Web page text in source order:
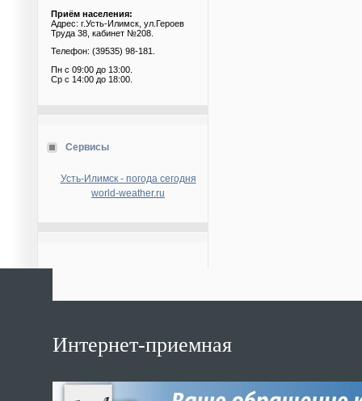
Приём населения:
Адрес: г.Усть-Илимск, ул.Героев
Труда 38, кабинет №208.
Телефон: (39535) 98-181.
Пн с 09:00 до 13:00.
Ср с 14:00 до 18:00.
Сервисы
Усть-Илимск - погода сегодня
world-weather.ru
Интернет-приемная